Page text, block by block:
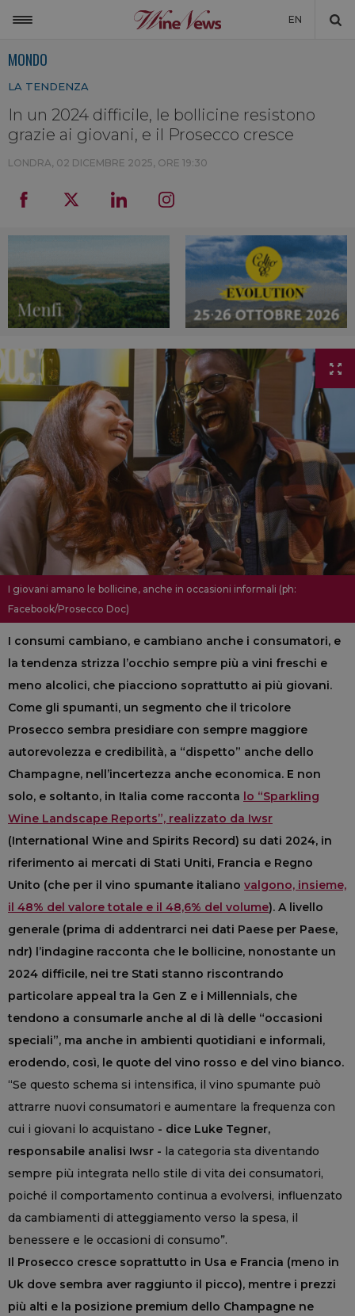
EN
NON SOLO VINO
WINENEWS TV
MONDO
LA TENDENZA
In un 2024 difficile, le bollicine resistono
grazie ai giovani, e il Prosecco cresce
LONDRA, 02 DICEMBRE 2025, ORE 19:30
I giovani amano le bollicine, anche in occasioni informali (ph:
Facebook/Prosecco Doc)
I consumi cambiano, e cambiano anche i consumatori, e
la tendenza strizza l’occhio sempre più a vini freschi e
meno alcolici, che piacciono soprattutto ai più giovani.
Come gli spumanti, un segmento che il tricolore
Prosecco sembra presidiare con sempre maggiore
autorevolezza e credibilità, a “dispetto” anche dello
Champagne, nell’incertezza anche economica. E non
solo, e soltanto, in Italia come racconta lo “Sparkling
Wine Landscape Reports”, realizzato da Iwsr
(International Wine and Spirits Record) su dati 2024, in
riferimento ai mercati di Stati Uniti, Francia e Regno
Unito (che per il vino spumante italiano valgono, insieme,
il 48% del valore totale e il 48,6% del volume). A livello
generale (prima di addentrarci nei dati Paese per Paese,
ndr) l’indagine racconta che le bollicine, nonostante un
2024 difficile, nei tre Stati stanno riscontrando
particolare appeal tra la Gen Z e i Millennials, che
tendono a consumarle anche al di là delle “occasioni
speciali”, ma anche in ambienti quotidiani e informali,
erodendo, così, le quote del vino rosso e del vino bianco.
“Se questo schema si intensifica, il vino spumante può
attrarre nuovi consumatori e aumentare la frequenza con
cui i giovani lo acquistano - dice Luke Tegner,
responsabile analisi Iwsr - la categoria sta diventando
sempre più integrata nello stile di vita dei consumatori,
poiché il comportamento continua a evolversi, influenzato
da cambiamenti di atteggiamento verso la spesa, il
benessere e le occasioni di consumo”.
Il Prosecco cresce soprattutto in Usa e Francia (meno in
Uk dove sembra aver raggiunto il picco), mentre i prezzi
più alti e la posizione premium dello Champagne ne